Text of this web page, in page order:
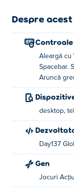
Despre
Controale
Aleargă cu
Spacebar.
Aruncă
desktop,
Day137
Gen
Jocuri